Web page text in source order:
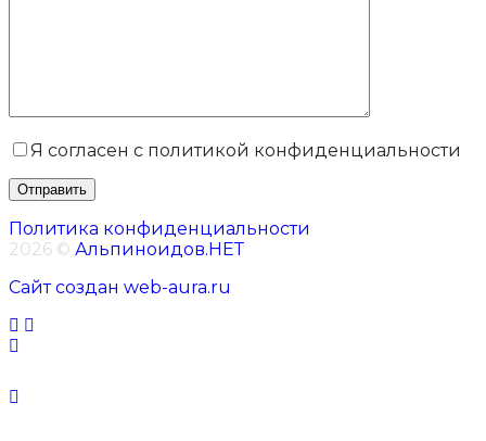
Я согласен с политикой конфиденциальности
Политика конфиденциальности
2026 © Альпиноидов.НЕТ
Сайт создан web-aura.ru